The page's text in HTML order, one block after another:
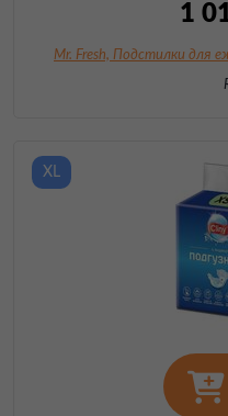
1
Mr. Fresh, Подстилки для
XL